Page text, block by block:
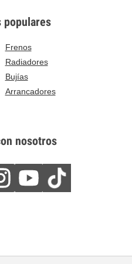
populares
Frenos
Radiadores
Bujías
Arrancadores
nosotros